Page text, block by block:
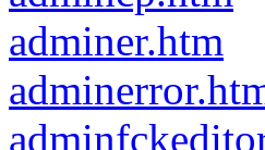
adminer.htm